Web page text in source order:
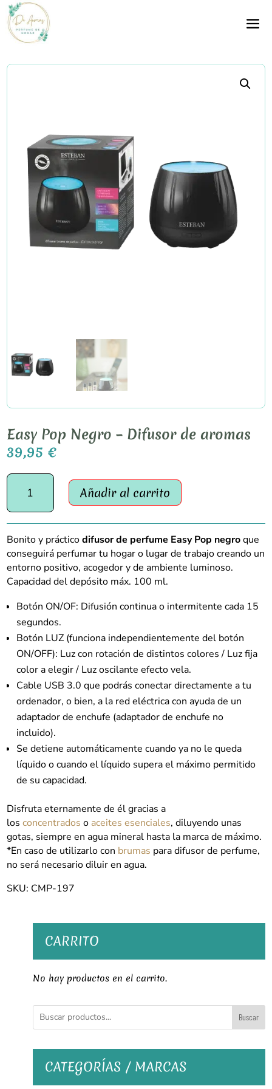
Easy Pop Negro – Difusor de aromas
39,95€
Easy
Negro
–
Difusor
de
aromas
cantidad
Añadir al carrito
Bonito y prácticodifusor de perfume Easy Pop negroque
conseguirá perfumar tu hogar o lugar de trabajo creando un
entorno positivo, acogedor y de ambiente luminoso.
Capacidad del depósito máx. 100 ml.
Botón ON/OF: Difusión continua o intermitente cada 15
segundos.
Botón LUZ (funciona independientemente del botón
ON/OFF): Luz con rotación de distintos colores / Luz fija
color a elegir / Luz oscilante efecto vela.
Cable USB 3.0 que podrás conectar directamente a tu
ordenador, o bien, a la red eléctrica con ayuda de un
adaptador de enchufe (adaptador de enchufe no
incluido).
Se detiene automáticamente cuando ya no le queda
líquido o cuando el líquido supera el máximo permitido
de su capacidad.
Disfruta eternamente de él gracias a
losconcentrados o aceites esenciales, diluyendo unas
gotas, siempre en agua mineral hasta la marca de máximo.
*En caso de utilizarlo con brumas para difusor de perfume,
no será necesario diluir en agua.
SKU: CMP-197
CARRITO
No hay productos en el carrito.
Buscar
CATEGORÍAS / MARCAS